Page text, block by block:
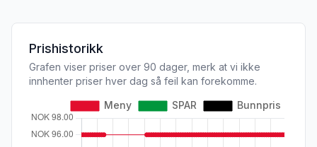
Prishistorikk
Grafen viser priser over 90 dager, merk at vi ikke
innhenter priser hver dag så feil kan forekomme.